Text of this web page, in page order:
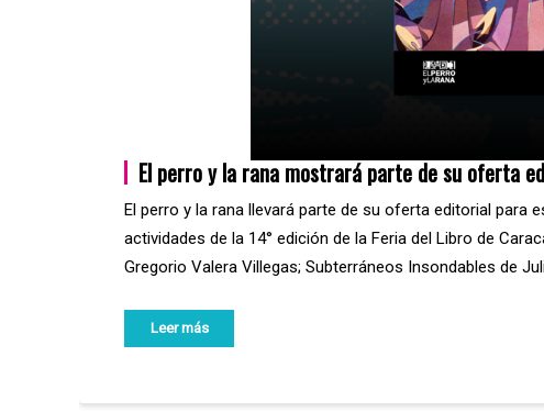
El perro y la rana mostrará parte de su oferta
El perro y la rana llevará parte de su oferta editorial para
actividades de la 14° edición de la Feria del Libro de
Gregorio Valera Villegas; Subterráneos Insondables de
Leer más